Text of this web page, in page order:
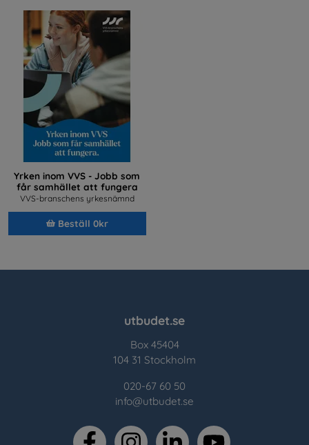
Yrken inom VVS - Jobb som
får samhället att fungera
VVS-branschens yrkesnämnd
Beställ 0kr
utbudet.se
Box 45404
104 31 Stockholm
020-67 60 50
info@utbudet.se
facebookinstagramlinkedin youtube